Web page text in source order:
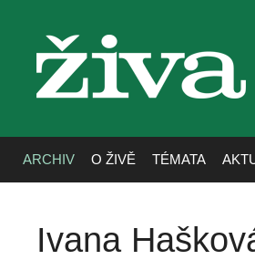
živa
ARCHIV O ŽIVĚ TÉMATA
Ivana